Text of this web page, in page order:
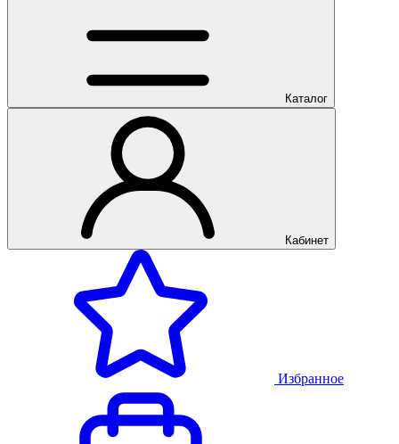
Каталог
Кабинет
Избранное